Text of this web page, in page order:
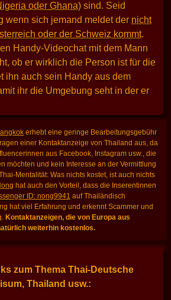
oder Ghana)sind. Seid
wenn sich jemand meldet der nicht
oder der Schweiz kommt.
Handy-Videochat mit dem Mann
ob er wirklich die Person ist für die
ihn auch sein Handy aus dem
ihr die Umgebung seht in der er
erhebt eine geringe Bearbeitungsgebühr
einer Kontaktanzeige von Thailand aus, da
aus Facebook, Instagram usw., die
möchten und kein Interesse an der Vermittlung
Mentalität: Was nichts kostet, ist auch nichts
hat auch den Vorteil, dass die Inserentinnen
ID: nong9941 auf Thailändisch
hat viel Erfahrung und erkennt Scammer und
Kontaktanzeigen, die von Europa aus
weiterhin kostenlos.
zum Thema Thai-Deutsche
Thailand usw.: